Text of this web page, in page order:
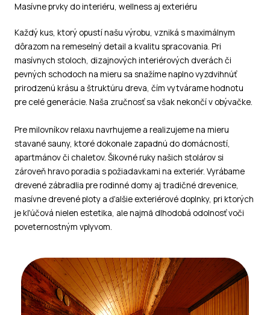
Masívne prvky do interiéru, wellness aj exteriéru
Každý kus, ktorý opustí našu výrobu, vzniká s maximálnym
dôrazom na remeselný detail a kvalitu spracovania. Pri
masívnych stoloch, dizajnových interiérových dverách či
pevných schodoch na mieru sa snažíme naplno vyzdvihnúť
prirodzenú krásu a štruktúru dreva, čím vytvárame hodnotu
pre celé generácie. Naša zručnosť sa však nekončí v obývačke.
Pre milovníkov relaxu navrhujeme a realizujeme na mieru
stavané sauny, ktoré dokonale zapadnú do domácností,
apartmánov či chaletov. Šikovné ruky našich stolárov si
zároveň hravo poradia s požiadavkami na exteriér. Vyrábame
drevené zábradlia pre rodinné domy aj tradičné drevenice,
masívne drevené ploty a ďalšie exteriérové doplnky, pri ktorých
je kľúčová nielen estetika, ale najmä dlhodobá odolnosť voči
poveternostným vplyvom.